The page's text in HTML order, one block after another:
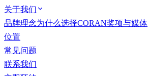
关于我们
品牌理念为什么选择CORAN奖项与媒体
位置
常见问题
联系我们